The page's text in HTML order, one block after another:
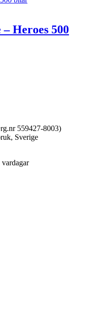
Heroes 500
559427-8003)
Sverige